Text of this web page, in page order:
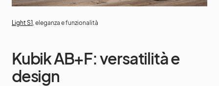
Light S1 , eleganza e funzionalità
Kubik AB+F: versatilità e
design